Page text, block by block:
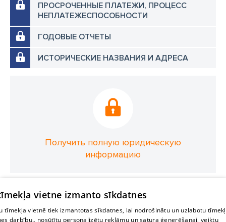
ПРОСРОЧЕННЫЕ ПЛАТЕЖИ, ПРОЦЕСС
НЕПЛАТЕЖЕСПОСОБНОСТИ
ГОДОВЫЕ ОТЧЕТЫ
ИСТОРИЧЕСКИЕ НАЗВАНИЯ И АДРЕСА
Получить полную юридическую
информацию
vietne izmanto sīkdatnes
tīmekļa vietnē tiek izmantotas sīkdatnes, lai nodrošinātu un uzlabotu
darbību., nosūtītu personalizētu reklāmu un satura ģenerēšanai, veiktu